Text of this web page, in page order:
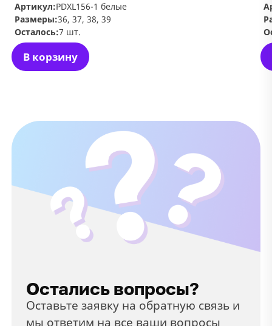
В корзину
Артикул:PDXL156-1 белые
Размеры:36, 37, 38, 39
Осталось:7 шт.
Остались вопросы?
Оставьте заявку на обратную связь и
мы ответим на все ваши вопросы